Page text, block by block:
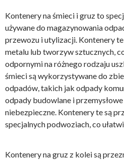
Kontenery na śmieci i gruz to
używane do magazynowania
przewozu i utylizacji. Kontenery
metalu lub tworzyw sztucznych,
odpornymi na różnego rodzaju
śmieci są wykorzystywane do
odpadów, takich jak odpady
odpady budowlane i
niebezpieczne. Kontenery te są
specjalnych podwoziach, co
Kontenery na gruz z kolei są